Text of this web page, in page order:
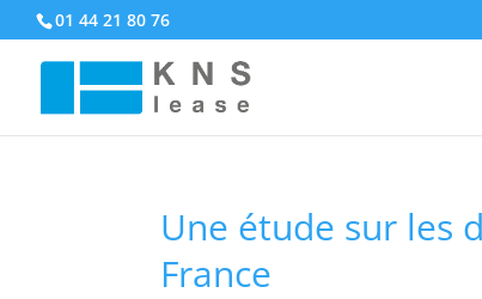
01 44 21 80 76
Une étude sur les
France